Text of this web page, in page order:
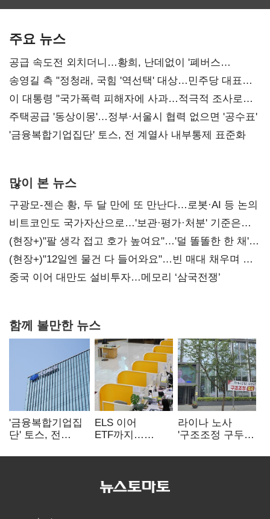
주요 뉴스
공급 속도전 외치더니…황희, 난데없이 '폐버스
리모델링' 제안
송영길 측 "정청래, 국힘 '역선택' 대상…민주당 대표로
총선 지휘 못해"
이 대통령 "국가폭력 피해자에 사과…적극적 조사로
진실 밝혀야"
주택공급 '동상이몽'…정부·서울시 협력 없으면 '공수표'
'금융복합기업집단' 토스, 전 계열사 내부통제 표준화
많이 본 뉴스
구광모-젠슨 황, 두 달 만에 또 만난다…로봇·AI 등 논의
비트코인도 국가자산으로…'보관·평가·처분' 기준은
숙제
(현장+)"팔 생각 접고 호가 높여요"…'덜 똘똘한 한 채'
20억 키맞추기
(현장+)"12일엔 물건 다 들어와요"…빈 매대 채우며 문
연 홈플러스
중국 이어 대만도 설비투자…메모리 ‘삼국전쟁’
함께 볼만한 뉴스
'금융복합기업집
단' 토스, 전
표준화
ELS 이어
ETF까지…
제동 걸린 은행
라이나 노사
'구조조정 구두